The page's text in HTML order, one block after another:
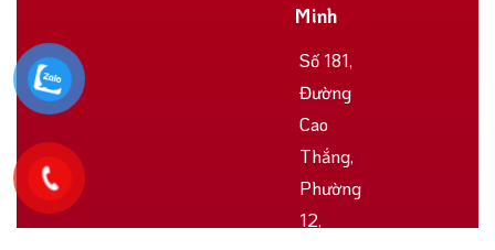
Minh
Số 181,
Đường
Cao
Thắng,
Phường
12,